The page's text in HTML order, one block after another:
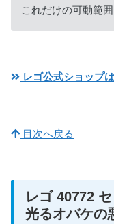
これだけの可動範
レゴ公式ショップ
目次へ戻る
レゴ 40772
光るオバケの